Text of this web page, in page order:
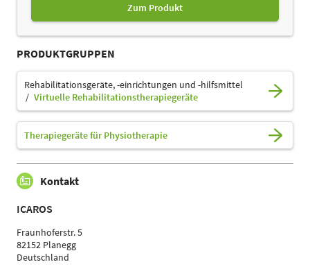
Zum Produkt
PRODUKTGRUPPEN
Rehabilitationsgeräte, -einrichtungen und -hilfsmittel
Virtuelle Rehabilitationstherapiegeräte
Therapiegeräte für Physiotherapie
Kontakt
ICAROS
Fraunhoferstr. 5
82152 Planegg
Deutschland